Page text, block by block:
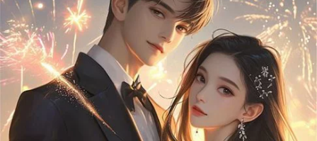
居家生活 3C家電 運動休閒 親子玩具
男裝 化妝保養 情趣用品